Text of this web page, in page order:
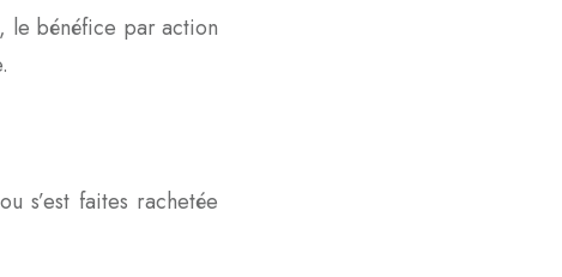
le bénéfice par action
s’est faites rachetée